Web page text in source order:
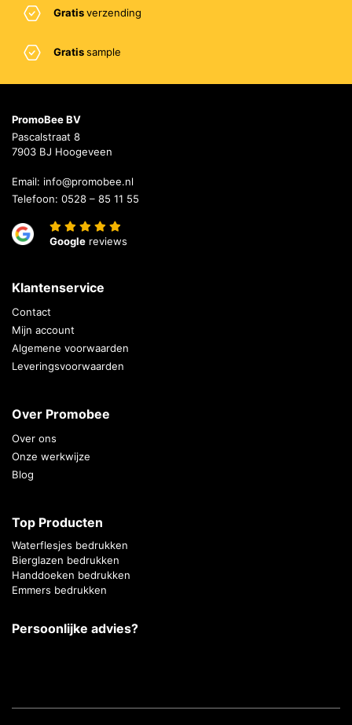
Gratisverzending
Gratissample
PromoBee BV
Pascalstraat 8
7903 BJ Hoogeveen
Email: info@promobee.nl
Telefoon: 0528 – 85 11 55
Google reviews
Klantenservice
Contact
Mijn account
Algemene voorwaarden
Leveringsvoorwaarden
Over Promobee
Over ons
Onze werkwijze
Blog
Top Producten
Waterflesjes bedrukken
Bierglazen bedrukken
Handdoeken bedrukken
Emmers bedrukken
Persoonlijke advies?